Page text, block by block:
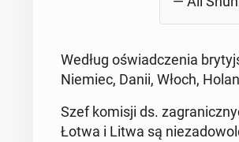
Według oświad­cze­nia
Niemiec, Danii, Włoch,
Szef komisji ds.
Łotwa i Litwa są